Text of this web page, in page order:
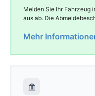
Melden Sie Ihr Fahrzeug
aus ab. Die
Mehr